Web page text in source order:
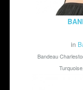
in
Bandeau